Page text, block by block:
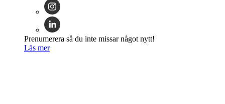
Prenumerera så du inte missar något nytt!
Läs mer